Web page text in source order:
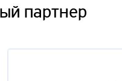
для гибкой разработки
партнер